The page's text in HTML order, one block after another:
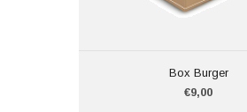
Box Burger
€9,00